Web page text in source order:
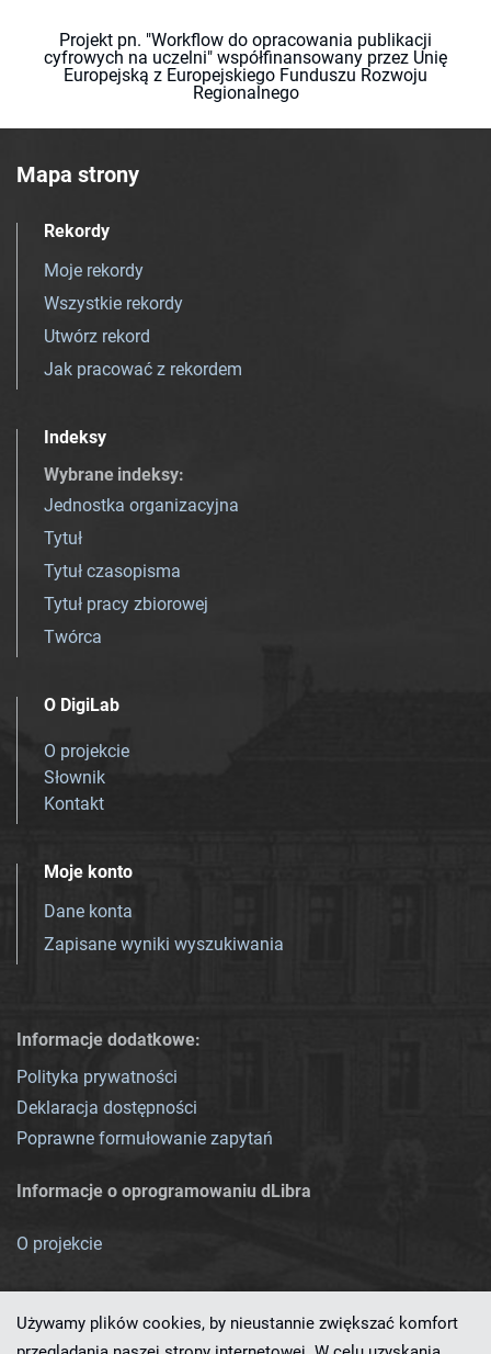
Projekt pn. "Workflow do opracowania publikacji
cyfrowych na uczelni" współfinansowany przez Unię
Europejską z Europejskiego Funduszu Rozwoju
Regionalnego
Mapa strony
Rekordy
Moje rekordy
Wszystkie rekordy
Utwórz rekord
Jak pracować z rekordem
Indeksy
Wybrane indeksy:
Jednostka organizacyjna
Tytuł
Tytuł czasopisma
Tytuł pracy zbiorowej
Twórca
O DigiLab
O projekcie
Słownik
Kontakt
Moje konto
Dane konta
Zapisane wyniki wyszukiwania
Informacje dodatkowe:
Polityka prywatności
Deklaracja dostępności
Poprawne formułowanie zapytań
Informacje o oprogramowaniu dLibra
O projekcie
Używamy plików cookies, by nieustannie zwiększać komfort